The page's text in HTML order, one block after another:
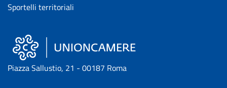
Sportelli territoriali
Piazza Sallustio, 21 - 00187 Roma